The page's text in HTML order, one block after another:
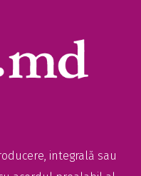
integrală sau